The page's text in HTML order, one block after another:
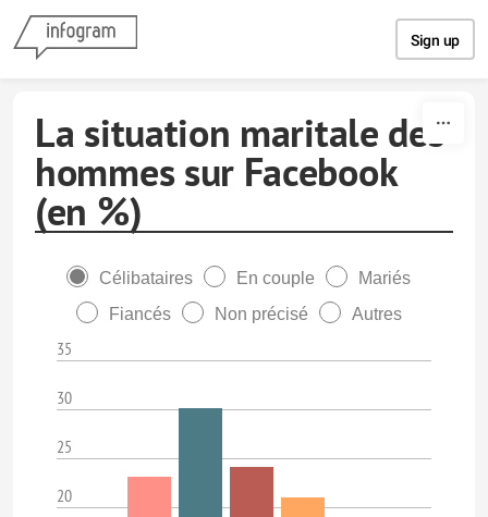
Sign up
La situation maritale des
hommes sur Facebook
(en %)
Célibataires En couple
Mariés
Fiancés
Non précisé Autres
35
30
25
20